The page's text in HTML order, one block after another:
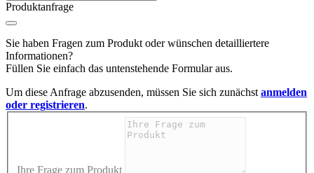
Produktanfrage
Sie haben Fragen zum Produkt oder wünschen detailliertere
Informationen?
Füllen Sie einfach das untenstehende Formular aus.
Um diese Anfrage abzusenden, müssen Sie sich zunächst anmelden
oder registrieren.
Ihre Frage zum Produkt